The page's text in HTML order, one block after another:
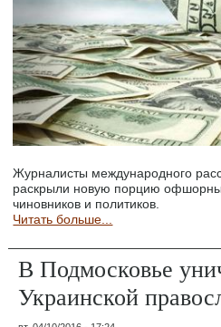
Журналисты международного
раскрыли новую порцию
чиновников и политиков.
Читать больше...
В Подмосковье
Украинской